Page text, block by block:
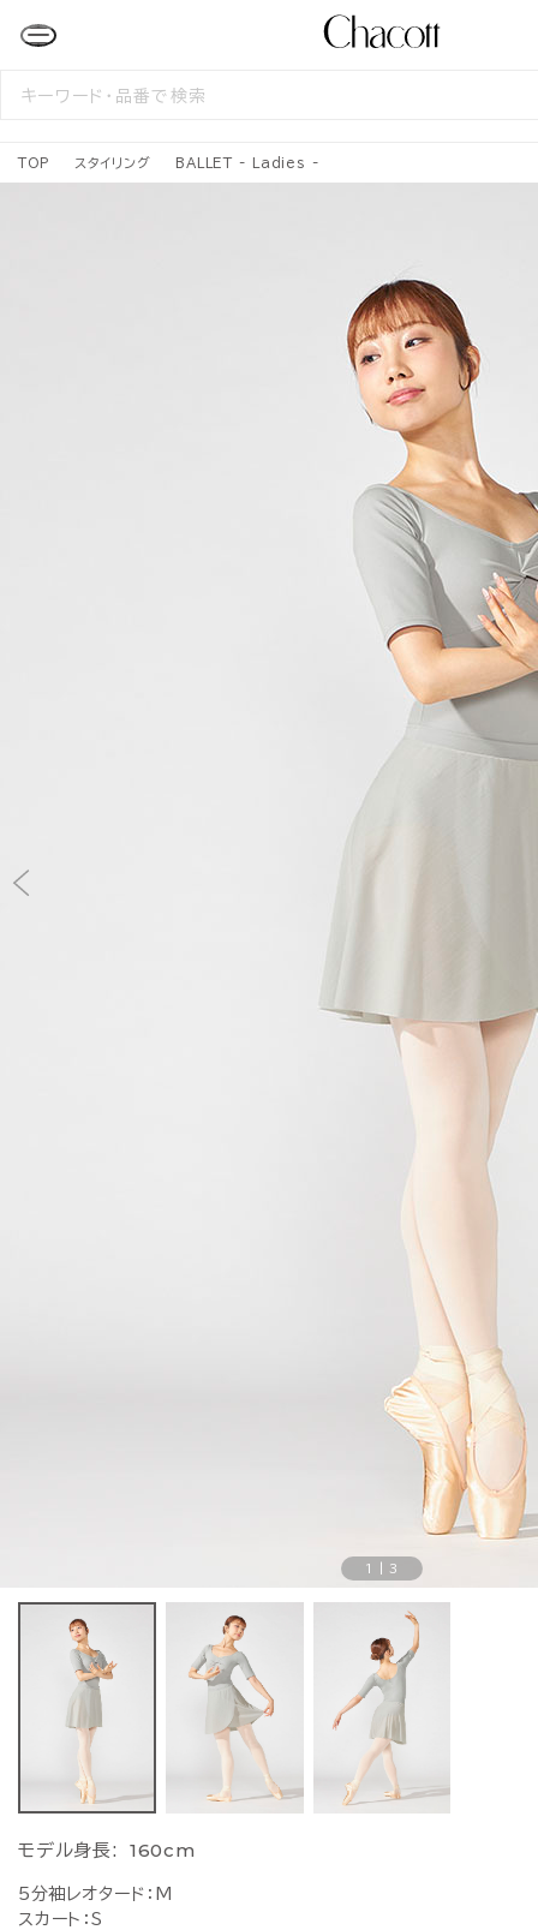
検
TOP スタイリング BALLET - Ladies -
1 3
モデル身長: 160cm
5分袖レオタード：M
スカート：S